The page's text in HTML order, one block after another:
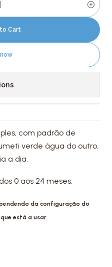
Cart
com padrão de
verde água do outro.
a dia.
0 aos 24 meses.
da configuração do
está a usar.